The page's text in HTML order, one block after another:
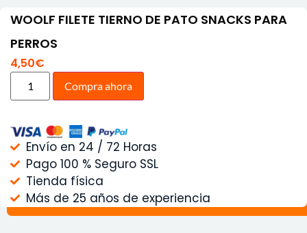
WOOLF FILETE TIERNO DE PATO SNACKS PARA
PERROS
4,50€
Compra ahora
Envío en 24 / 72 Horas
Pago 100 % Seguro SSL
Tienda física
Más de 25 años de experiencia